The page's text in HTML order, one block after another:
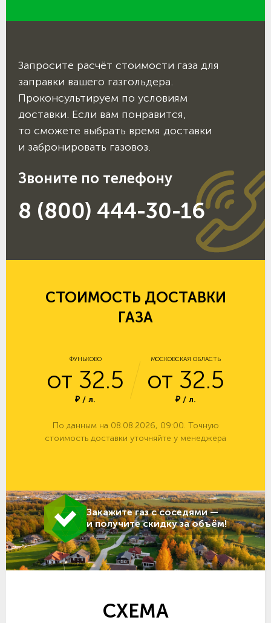
Запросите расчёт стоимости газа для
заправки вашего газгольдера.
Проконсультируем по условиям
доставки. Если вам понравится,
то сможете выбрать время доставки
и забронировать газовоз.
Звоните по телефону
8 (800) 444-30-16
СТОИМОСТЬ ДОСТАВКИ
ГАЗА
ФУНЬКОВО
от 32.5
₽ / л.
МОСКОВСКАЯ ОБЛАСТЬ
от 32.5
₽ / л.
По данным на 08.08.2026, 09:00. Точную
стоимость доставки уточняйте у менеджера
Закажите газ с соседями —
и получите скидку за объём!
СХЕМА